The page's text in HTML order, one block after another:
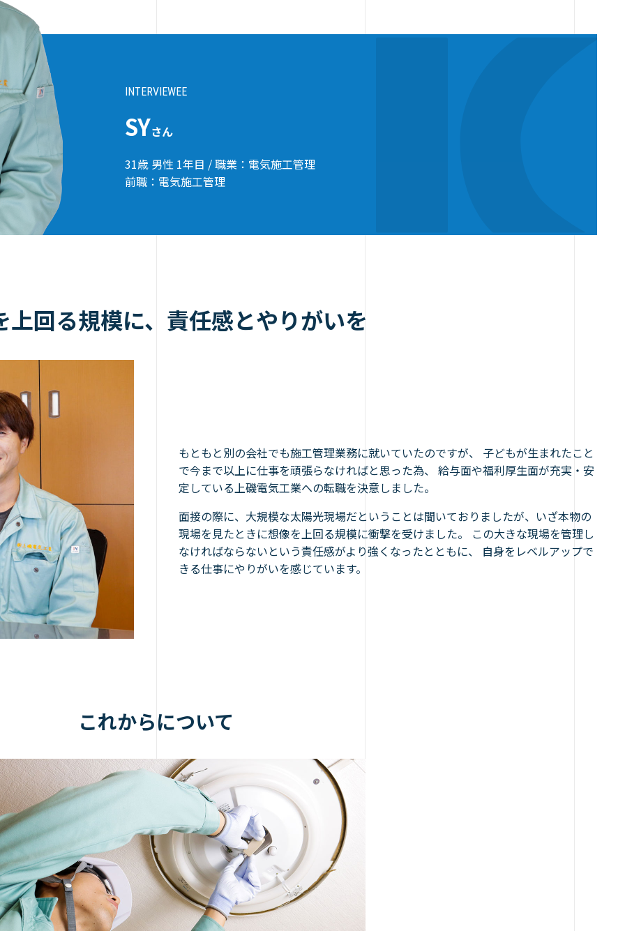
INTERVIEWEE
SYさん
31歳 男性 1年目 / 職業：電気施工管理
前職：電気施工管理
上回る規模に、責任感とやりがいを
もともと別の会社でも施工管理業務に就いていたのですが、 子どもが生まれたこと
で今まで以上に仕事を頑張らなければと思った為、 給与面や福利厚生面が充実・安
定している上磯電気工業への転職を決意しました。
面接の際に、大規模な太陽光現場だということは聞いておりましたが、いざ本物の
現場を見たときに想像を上回る規模に衝撃を受けました。 この大きな現場を管理し
なければならないという責任感がより強くなったとともに、 自身をレベルアップで
きる仕事にやりがいを感じています。
これからについて